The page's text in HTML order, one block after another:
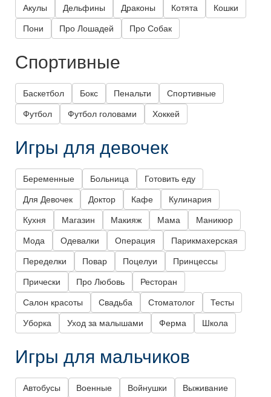
Акулы Дельфины Драконы Котята Кошки
Пони Про Лошадей Про Собак
Спортивные
Баскетбол Бокс Пенальти Спортивные
Футбол Футбол головами Хоккей
Игры для девочек
Беременные Больница Готовить еду
Для Девочек Доктор Кафе Кулинария
Кухня Магазин Макияж Мама Маникюр
Мода Одевалки Операция Парикмахерская
Переделки Повар Поцелуи Принцессы
Прически Про Любовь Ресторан
Салон красоты Свадьба Стоматолог Тесты
Уборка Уход за малышами Ферма Школа
Игры для мальчиков
Автобусы Военные Войнушки Выживание